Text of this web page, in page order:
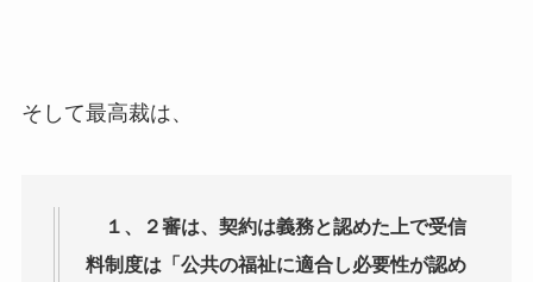
そして最高裁は、
１、２審は、契約は義務と認めた上で受信
料制度は「公共の福祉に適合し必要性が認め